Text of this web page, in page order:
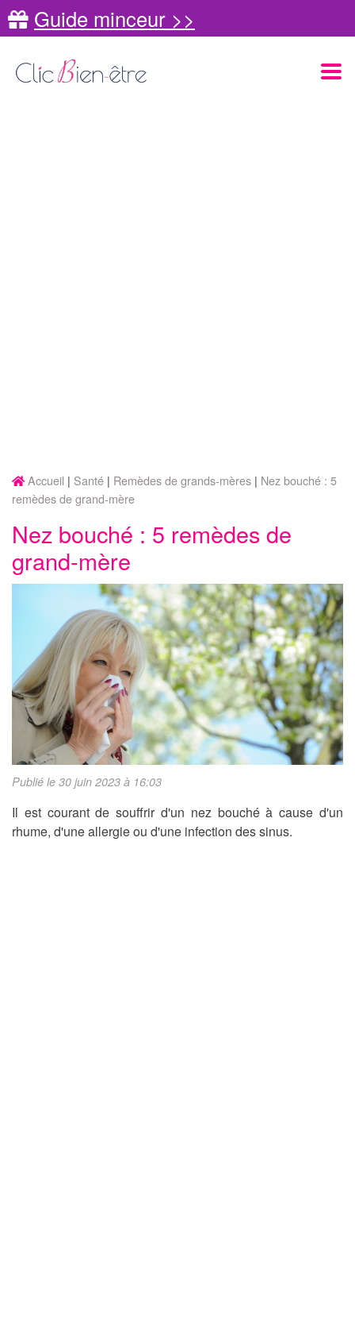
Guide minceur >>
Accueil Santé Remèdes de grands-mères
Nez bouché : 5
remèdes de grand-mère
Nez bouché : 5 remèdes de
grand-mère
Publié le 30 juin 2023 à 16:03
Il est courant de souffrir d'un nez bouché à cause d'un
rhume, d'une allergie ou d'une infection des sinus.